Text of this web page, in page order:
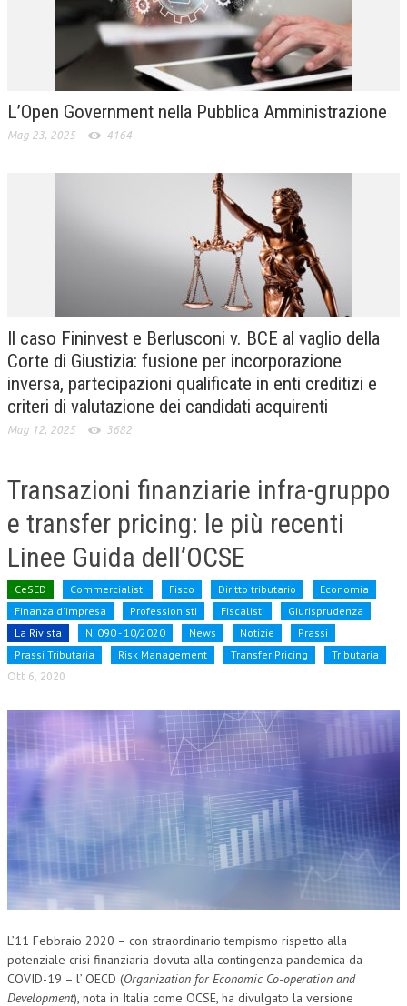
CRIMINOLOGIA E CRIMINALISTICA
SICUREZZA SUL LAVORO
DIRITTO TRIBUTARIO
PRASSI
AMMINISTRATIVA
TRIBUTARIA
COSTITUZIONALE
CIVILE
TRIBUTARIA
PENALE
NEWS
ARCHIVIO EVENTI (FINO AL 2022)
PUBBLICAZIONI
BOLLETTINO FINANZIAMENTI
TELEGRAM
DOCUMENTI
MANUALI E MONOGRAFIE
MATERIALE DIDATTICO
INVITI E PROMOZIONI
L’Open Government nella Pubblica Amministrazione
Mag 23, 2025 4164
Il caso Fininvest e Berlusconi v. BCE al vaglio della
Corte di Giustizia: fusione per incorporazione
inversa, partecipazioni qualificate in enti creditizi e
criteri di valutazione dei candidati acquirenti
Mag 12, 2025 3682
Transazioni finanziarie infra-gruppo
e transfer pricing: le più recenti
Linee Guida dell’OCSE
CeSED Commercialisti Fisco Diritto tributario
Economia
Finanza d'impresa
Professionisti Fiscalisti
Giurisprudenza
La Rivista
N. 090 - 10/2020 News Notizie
Prassi
Prassi Tributaria
Risk Management Transfer Pricing Tributaria
Ott 6, 2020
L’11 Febbraio 2020 – con straordinario tempismo rispetto alla
potenziale crisi finanziaria dovuta alla contingenza pandemica da
COVID-19 – l’ OECD (Organization for Economic Co-operation and
Development), nota in Italia come OCSE, ha divulgato la versione